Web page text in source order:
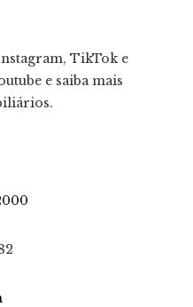
TikTok e
e saiba mais